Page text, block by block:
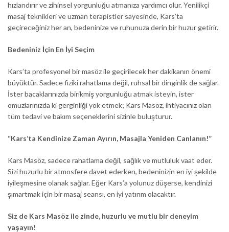
hızlandırır ve zihinsel yorgunluğu atmanıza yardımcı olur. Yenilikçi
masaj teknikleri ve uzman terapistler sayesinde, Kars’ta
geçireceğiniz her an, bedeninize ve ruhunuza derin bir huzur getirir.
Bedeniniz İçin En İyi Seçim
Kars’ta profesyonel bir masöz ile geçirilecek her dakikanın önemi
büyüktür. Sadece fiziki rahatlama değil, ruhsal bir dinginlik de sağlar.
İster bacaklarınızda birikmiş yorgunluğu atmak isteyin, ister
omuzlarınızda ki gerginliği yok etmek; Kars Masöz, ihtiyacınız olan
tüm tedavi ve bakım seçeneklerini sizinle buluşturur.
“Kars’ta Kendinize Zaman Ayırın, Masajla Yeniden Canlanın!”
Kars Masöz, sadece rahatlama değil, sağlık ve mutluluk vaat eder.
Sizi huzurlu bir atmosfere davet ederken, bedeninizin en iyi şekilde
iyileşmesine olanak sağlar. Eğer Kars’a yolunuz düşerse, kendinizi
şımartmak için bir masaj seansı, en iyi yatırım olacaktır.
Siz de Kars Masöz ile zinde, huzurlu ve mutlu bir deneyim
yaşayın!